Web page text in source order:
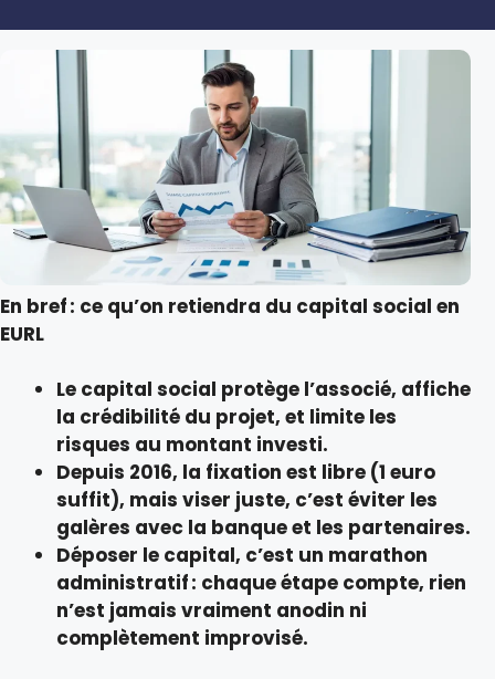
En bref : ce qu’on retiendra du capital social en
EURL
Le capital social protège l’associé, affiche
la crédibilité du projet, et limite les
risques au montant investi.
Depuis 2016, la fixation est libre (1 euro
suffit), mais viser juste, c’est éviter les
galères avec la banque et les partenaires.
Déposer le capital, c’est un marathon
administratif : chaque étape compte, rien
n’est jamais vraiment anodin ni
complètement improvisé.